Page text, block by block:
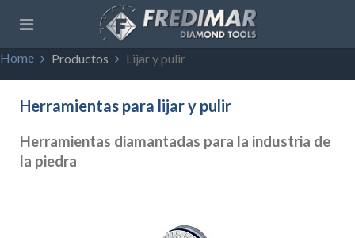
Home Productos Lijar y pulir
Herramientas para lijar y pulir
Herramientas diamantadas para la industria de
la piedra